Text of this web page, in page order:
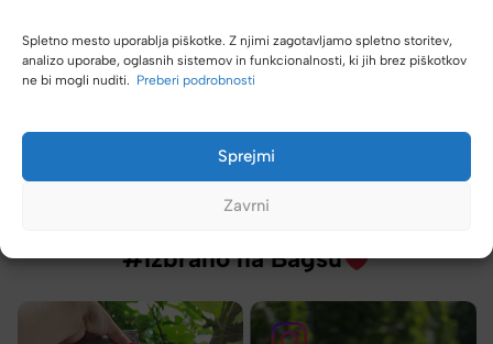
Spletno mesto uporablja piškotke. Z njimi zagotavljamo spletno storitev,
analizo uporabe, oglasnih sistemov in funkcionalnosti, ki jih brez piškotkov
ne bi mogli nuditi. Preberi podrobnosti
Sprejmi
Zavrni
Tamara
#Izbrano na Bagsu